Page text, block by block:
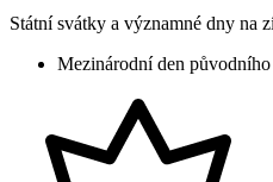
Státní svátky a významné dny na
Mezinárodní den